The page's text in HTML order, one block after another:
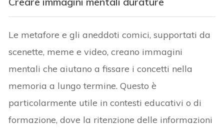
Le metafore e gli aneddoti comici, supportati da
scenette, meme e video, creano immagini
mentali che aiutano a fissare i concetti nella
memoria a lungo termine. Questo è
particolarmente utile in contesti educativi o di
formazione, dove la ritenzione delle informazioni